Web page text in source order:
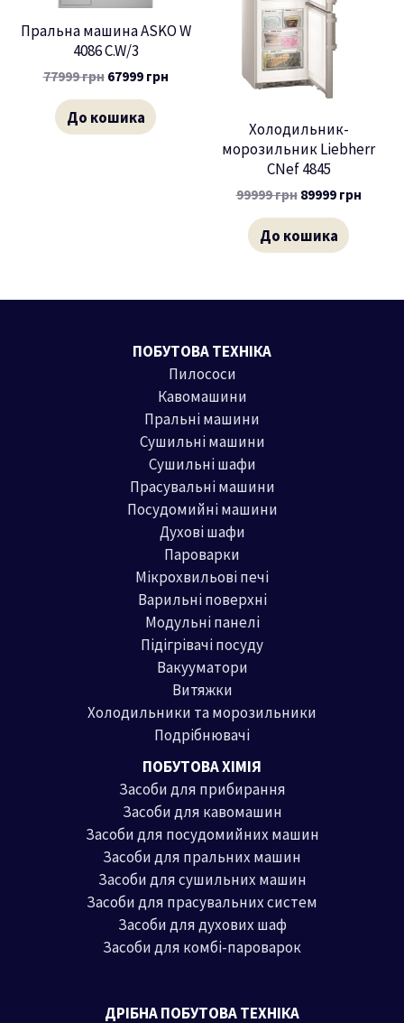
Пральна машина ASKO W
4086 C.W/3
77999грн 67999 грн
До кошика
Холодильник-
морозильник Liebherr
CNef 4845
99999грн 89999 грн
До кошика
ПОБУТОВА ТЕХНІКА
Пилососи
Кавомашини
Пральні машини
Сушильні машини
Сушильні шафи
Прасувальні машини
Посудомийні машини
Духові шафи
Пароварки
Мікрохвильові печі
Варильні поверхні
Модульні панелі
Підігрівачі посуду
Вакууматори
Витяжки
Холодильники та морозильники
Подрібнювачі
ПОБУТОВА ХІМІЯ
Засоби для прибирання
Засоби для кавомашин
Засоби для посудомийних машин
Засоби для пральних машин
Засоби для сушильних машин
Засоби для прасувальних систем
Засоби для духових шаф
Засоби для комбі-пароварок
ДРІБНА ПОБУТОВА ТЕХНІКА